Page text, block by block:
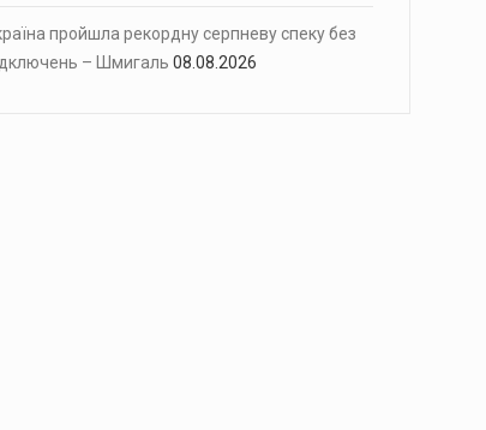
пройшла рекордну серпневу спеку без
– Шмигаль 08.08.2026